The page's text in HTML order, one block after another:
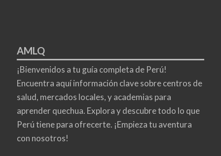
AMLQ
¡Bienvenidos a tu guía completa de Perú!
Encuentra aquí información clave sobre centros de
salud, mercados locales, y academias para
aprender quechua. Explora y descubre todo lo que
Perú tiene para ofrecerte. ¡Empieza tu aventura
con nosotros!